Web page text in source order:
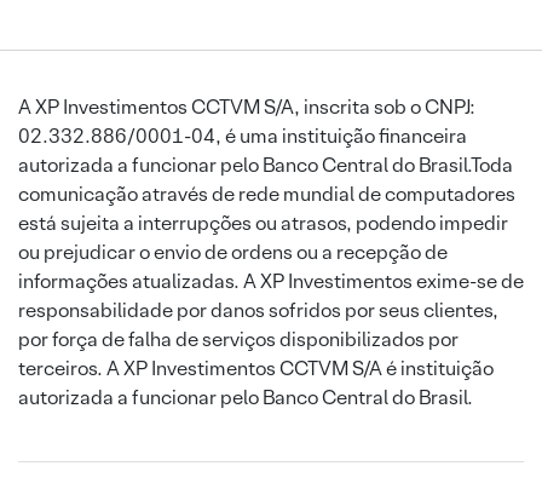
A XP Investimentos CCTVM S/A, inscrita sob o CNPJ:
02.332.886/0001-04, é uma instituição financeira
autorizada a funcionar pelo Banco Central do Brasil.Toda
comunicação através de rede mundial de computadores
está sujeita a interrupções ou atrasos, podendo impedir
ou prejudicar o envio de ordens ou a recepção de
informações atualizadas. A XP Investimentos exime-se de
responsabilidade por danos sofridos por seus clientes,
por força de falha de serviços disponibilizados por
terceiros. A XP Investimentos CCTVM S/A é instituição
autorizada a funcionar pelo Banco Central do Brasil.